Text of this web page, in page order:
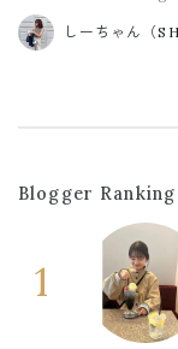
#ウォータリーファン
しーちゃん（
Blogger Ranking
1